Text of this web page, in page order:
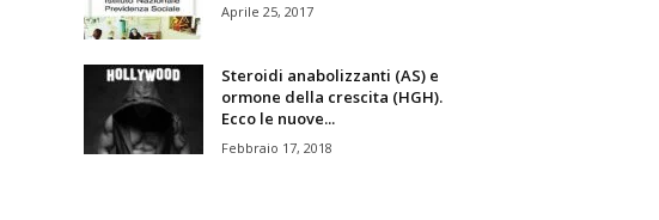
Aprile 25, 2017
Steroidi anabolizzanti (AS) e
ormone della crescita (HGH).
Ecco le nuove...
Febbraio 17, 2018